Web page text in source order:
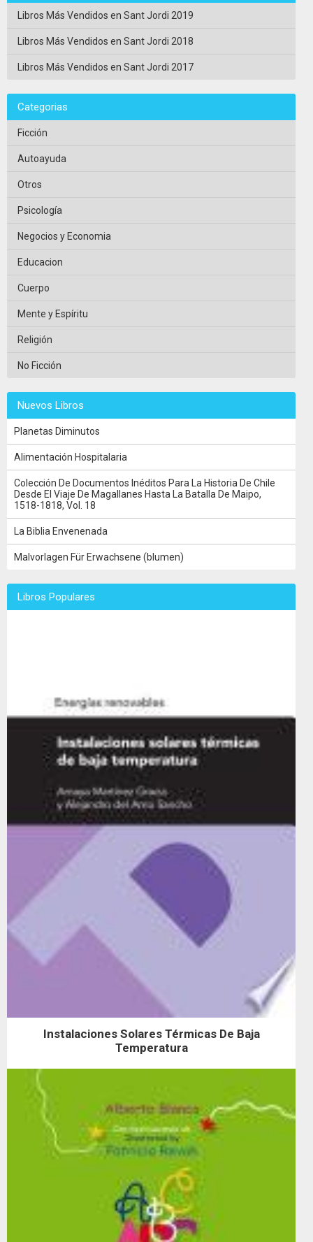
Libros Más Vendidos en Sant Jordi 2019
Libros Más Vendidos en Sant Jordi 2018
Libros Más Vendidos en Sant Jordi 2017
Categorias
Ficción
Autoayuda
Otros
Psicología
Negocios y Economia
Educacion
Cuerpo
Mente y Espíritu
Religión
No Ficción
Nuevos Libros
Planetas Diminutos
Alimentación Hospitalaria
Colección De Documentos Inéditos Para La Historia De Chile
Desde El Viaje De Magallanes Hasta La Batalla De Maipo,
1518-1818, Vol. 18
La Biblia Envenenada
Malvorlagen Für Erwachsene (blumen)
Libros Populares
Instalaciones Solares Térmicas De Baja
Temperatura